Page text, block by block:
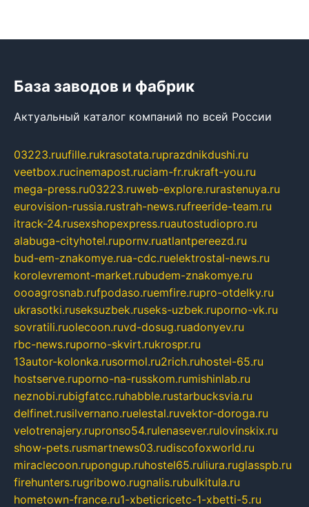
База заводов и фабрик
Актуальный каталог компаний по всей России
03223.ruufille.rukrasotata.ruprazdnikdushi.ru
veetbox.rucinemapost.ruciam-fr.rukraft-you.ru
mega-press.ru03223.ruweb-explore.rurastenuya.ru
eurovision-russia.rustrah-news.rufreeride-team.ru
itrack-24.rusexshopexpress.ruautostudiopro.ru
alabuga-cityhotel.rupornv.ruatlantpereezd.ru
bud-em-znakomye.rua-cdc.ruelektrostal-news.ru
korolevremont-market.rubudem-znakomye.ru
oooagrosnab.rufpodaso.ruemfire.rupro-otdelky.ru
ukrasotki.ruseksuzbek.ruseks-uzbek.ruporno-vk.ru
sovratili.ruolecoon.ruvd-dosug.ruadonyev.ru
rbc-news.ruporno-skvirt.rukrospr.ru
13autor-kolonka.rusormol.ru2rich.ruhostel-65.ru
hostserve.ruporno-na-russkom.rumishinlab.ru
neznobi.rubigfatcc.ruhabble.rustarbucksvia.ru
delfinet.rusilvernano.ruelestal.ruvektor-doroga.ru
velotrenajery.rupronso54.rulenasever.rulovinskix.ru
show-pets.rusmartnews03.rudiscofoxworld.ru
miraclecoon.rupongup.ruhostel65.ruliura.ruglasspb.ru
firehunters.rugribowo.rugnalis.rubulkitula.ru
hometown-france.ru1-xbeticricetc-1-xbetti-5.ru